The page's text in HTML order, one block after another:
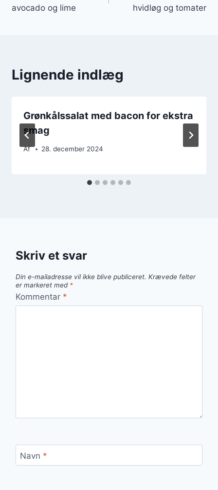
avocado og lime
hvidløg og tomater
Lignende indlæg
Grønkålssalat med bacon for ekstra
smag
Af 28. december 2024
Skriv et svar
Din e-mailadresse vil ikke blive publiceret. Krævede felter
er markeret med *
Kommentar *
Navn *